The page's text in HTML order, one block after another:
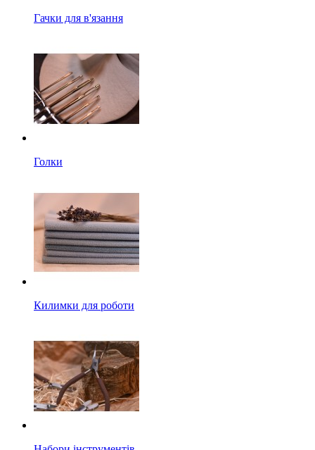
Гачки для в'язання
Голки
Килимки для роботи